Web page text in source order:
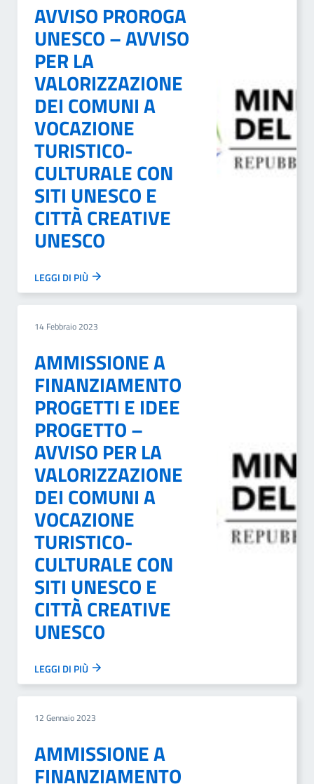
AVVISO PROROGA
UNESCO – AVVISO
PER LA
VALORIZZAZIONE
DEI COMUNI A
VOCAZIONE
TURISTICO-
CULTURALE CON
SITI UNESCO E
CITTÀ CREATIVE
UNESCO
LEGGI DI PIÙ
14 Febbraio 2023
AMMISSIONE A
FINANZIAMENTO
PROGETTI E IDEE
PROGETTO –
AVVISO PER LA
VALORIZZAZIONE
DEI COMUNI A
VOCAZIONE
TURISTICO-
CULTURALE CON
SITI UNESCO E
CITTÀ CREATIVE
UNESCO
LEGGI DI PIÙ
12 Gennaio 2023
AMMISSIONE A
FINANZIAMENTO